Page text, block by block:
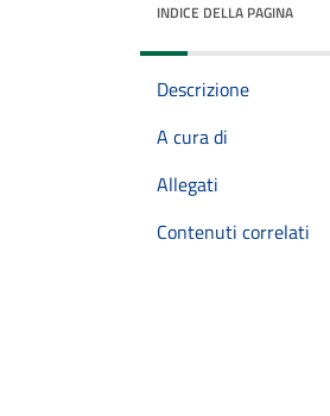
INDICE DELLA PAGINA
Descrizione
A cura di
Allegati
Contenuti correlati